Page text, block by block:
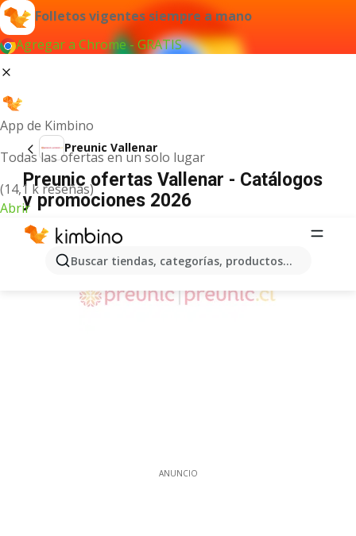
Folletos vigentes siempre a mano
Agregar a Chrome - GRATIS
App de Kimbino
Todas las ofertas en un solo lugar
(14,1 k reseñas)
Abrir
Buscar tiendas, categorías, productos...
Preunic Vallenar
Preunic ofertas Vallenar - Catálogos
y promociones 2026
ANUNCIO